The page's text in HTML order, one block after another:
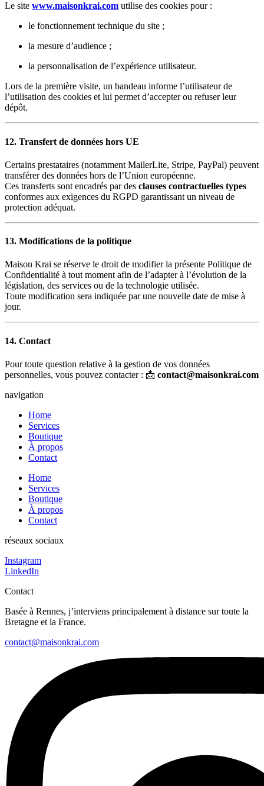
Le site www.maisonkrai.com utilise des cookies pour :
le fonctionnement technique du site ;
la mesure d’audience ;
la personnalisation de l’expérience utilisateur.
Lors de la première visite, un bandeau informe l’utilisateur de
l’utilisation des cookies et lui permet d’accepter ou refuser leur
dépôt.
12. Transfert de données hors UE
Certains prestataires (notamment MailerLite, Stripe, PayPal) peuvent
transférer des données hors de l’Union européenne.
Ces transferts sont encadrés par des clauses contractuelles types
conformes aux exigences du RGPD garantissant un niveau de
protection adéquat.
13. Modifications de la politique
Maison Krai se réserve le droit de modifier la présente Politique de
Confidentialité à tout moment afin de l’adapter à l’évolution de la
législation, des services ou de la technologie utilisée.
Toute modification sera indiquée par une nouvelle date de mise à
jour.
14. Contact
Pour toute question relative à la gestion de vos données
personnelles, vous pouvez contacter : 📩 contact@maisonkrai.com
navigation
Home
Services
Boutique
À propos
Contact
Home
Services
Boutique
À propos
Contact
réseaux sociaux
Instagram
LinkedIn
Contact
Basée à Rennes, j’interviens principalement à distance sur toute la
Bretagne et la France.
contact@maisonkrai.com